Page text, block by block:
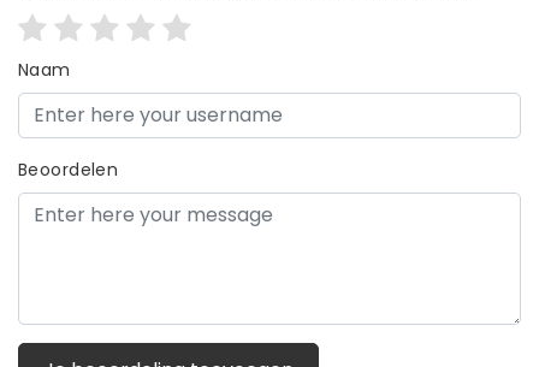
Naam
Beoordelen